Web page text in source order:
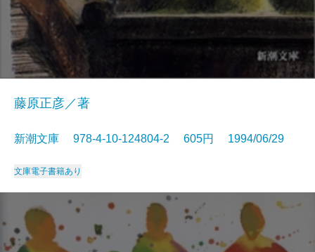
藤原正彦／著
新潮文庫 978-4-10-124804-2 605円 1994/06/29
文庫電子書籍あり